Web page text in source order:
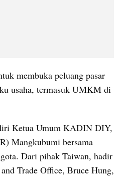
membuka peluang pasar
usaha, termasuk UMKM di
Ketua Umum KADIN DIY,
Mangkubumi bersama
Dari pihak Taiwan, hadir
Trade Office, Bruce Hung,